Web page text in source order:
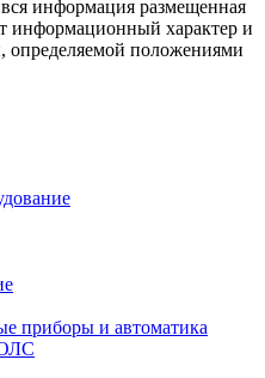
информация размещенная
информационный характер и
определяемой положениями
приборы и автоматика